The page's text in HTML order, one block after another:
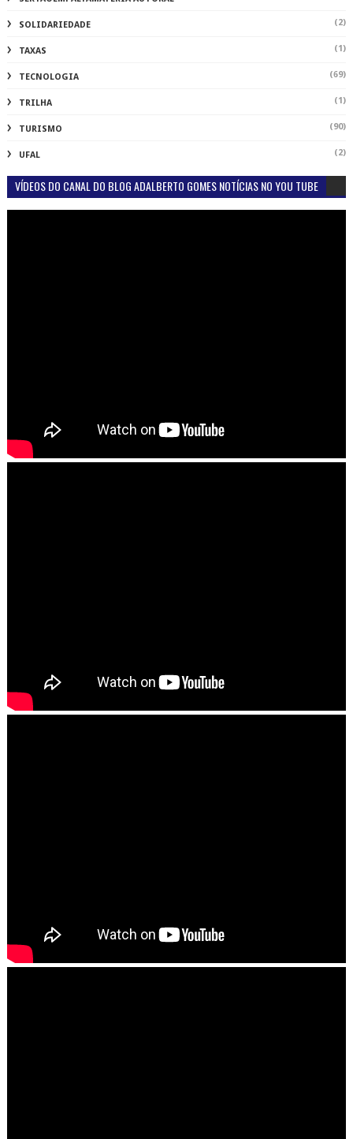
SOLIDARIEDADE (2)
TAXAS (1)
TECNOLOGIA (69)
TRILHA (1)
TURISMO (90)
UFAL (2)
VÍDEOS DO CANAL DO BLOG ADALBERTO GOMES NOTÍCIAS NO YOU TUBE